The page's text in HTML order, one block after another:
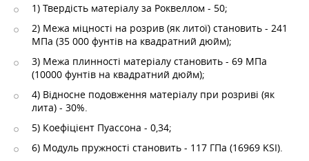
1) Твердість матеріалу за Роквеллом - 50;
2) Межа міцності на розрив (як литої) становить - 241
МПа (35 000 фунтів на квадратний дюйм);
3) Межа плинності матеріалу становить - 69 МПа
(10000 фунтів на квадратний дюйм);
4) Відносне подовження матеріалу при розриві (як
лита) - 30%.
5) Коефіцієнт Пуассона - 0,34;
6) Модуль пружності становить - 117 ГПа (16969 KSI).